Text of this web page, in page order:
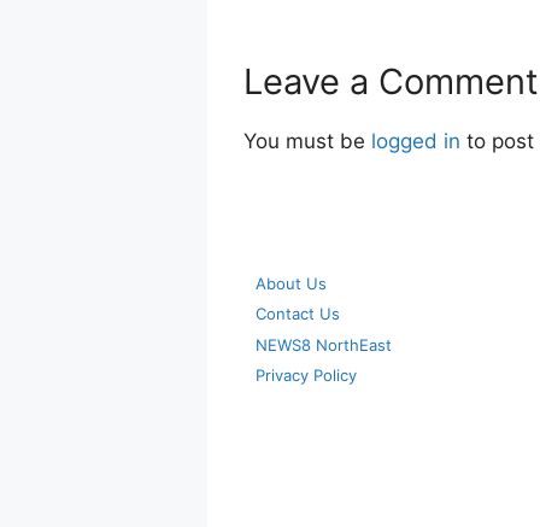
Leave a Comment
You must be logged in to post
About Us
Contact Us
NEWS8 NorthEast
Privacy Policy